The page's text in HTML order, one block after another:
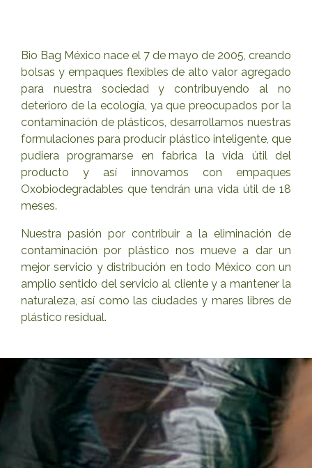
Bio Bag México nace el 7 de mayo de 2005, creando
bolsas y empaques flexibles de alto valor agregado
para nuestra sociedad y contribuyendo al no
deterioro de la ecología, ya que preocupados por la
contaminación de plásticos, desarrollamos nuestras
formulaciones para producir plástico inteligente, que
pudiera programarse en fabrica la vida útil del
producto y así innovamos con empaques
Oxobiodegradables que tendrán una vida útil de 18
meses.
Nuestra pasión por contribuir a la eliminación de
contaminación por plástico nos mueve a dar un
mejor servicio y distribución en todo México con un
amplio sentido del servicio al cliente y a mantener la
naturaleza, así como las ciudades y mares libres de
plástico residual.